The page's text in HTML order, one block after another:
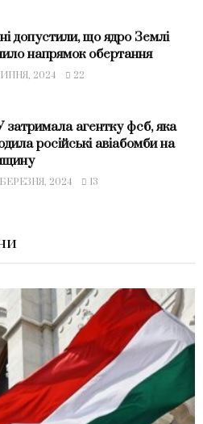
допустили, що ядро Землі
напрямок обертання
2024 22
агентку фсб, яка
російські авіабомби на
2024 13